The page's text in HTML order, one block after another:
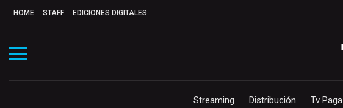
HOME STAFF EDICIONES DIGITALES
Streaming Distribución Tv Paga